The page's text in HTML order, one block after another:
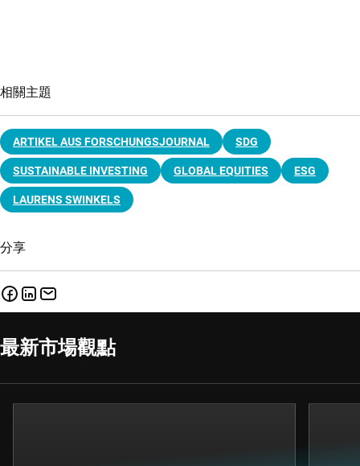
相關主題
ARTIKEL AUS FORSCHUNGSJOURNAL SDG
SUSTAINABLE INVESTING GLOBAL EQUITIES ESG
LAURENS SWINKELS
分享
最新市場觀點